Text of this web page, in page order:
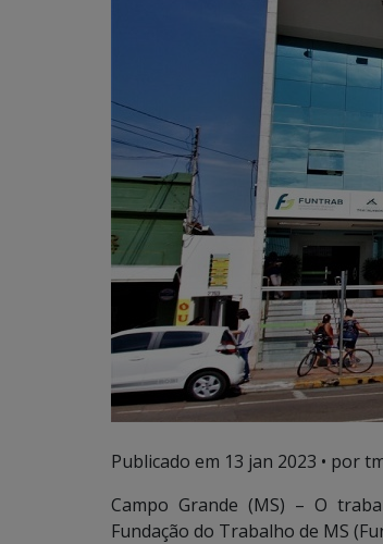
Publicado em 13 jan 2023 • por
Campo Grande (MS) – O
Fundação do Trabalho de MS